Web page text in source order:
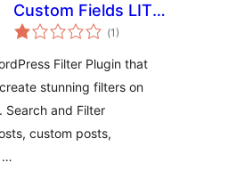
Custom Fields LITE
– Advanced Filter
(Totalt
antal
1)
Filter Plugin that
stunning filters on
Search and Filter
custom posts,
…